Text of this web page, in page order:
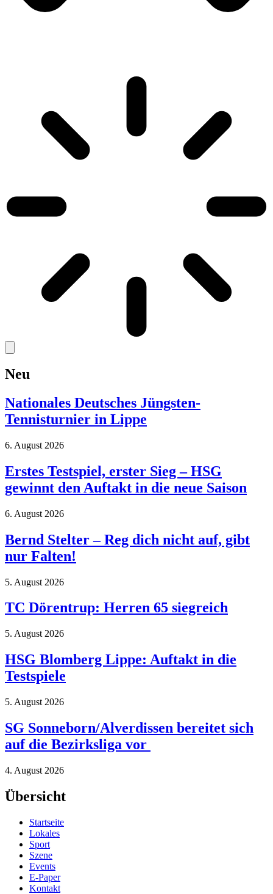
Neu
Nationales Deutsches Jüngsten-
Tennisturnier in Lippe
6. August 2026
Erstes Testspiel, erster Sieg – HSG
gewinnt den Auftakt in die neue Saison
6. August 2026
Bernd Stelter – Reg dich nicht auf, gibt
nur Falten!
5. August 2026
TC Dörentrup: Herren 65 siegreich
5. August 2026
HSG Blomberg Lippe: Auftakt in die
Testspiele
5. August 2026
SG Sonneborn/Alverdissen bereitet sich
auf die Bezirksliga vor
4. August 2026
Übersicht
Startseite
Lokales
Sport
Szene
Events
E-Paper
Kontakt